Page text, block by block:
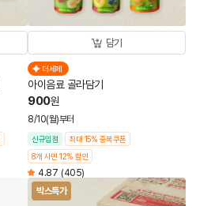
담기
더세페
아이음료 골라담기
900원
8/10(월)부터
신규입점
최대 15% 중복쿠폰
8개 사면 12% 할인
4.87 (405)
박스특가